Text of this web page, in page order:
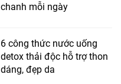
chanh mỗi ngày
6 công thức nước uống
detox thải độc hỗ trợ thon
dáng, đẹp da